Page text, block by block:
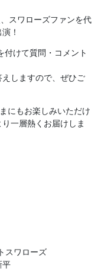
スワローズファンを代
！
けて質問・コメント
しますので、ぜひご
にもお楽しみいただけ
一層熱くお届けしま
スワローズ
平